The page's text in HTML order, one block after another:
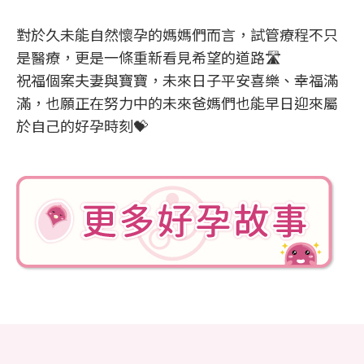
對於久未能自然懷孕的媽媽們而言，試管療程不只
是醫療，更是一條重新看見希望的道路🛣️
祝福個案夫妻與寶寶，未來日子平安喜樂、幸福滿
滿，也願正在努力中的未來爸媽們也能早日迎來屬
於自己的好孕時刻💝